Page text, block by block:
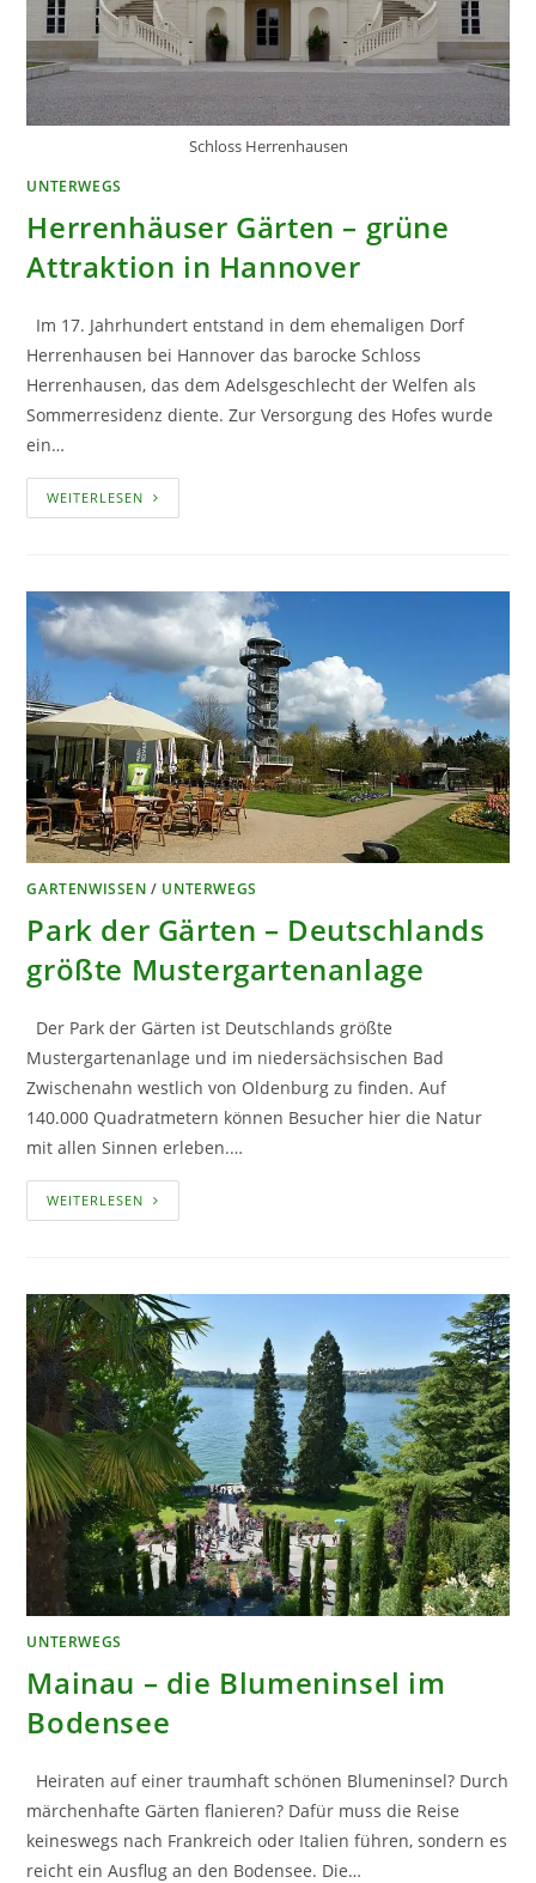
Schloss Herrenhausen
UNTERWEGS
Herrenhäuser Gärten – grüne
Attraktion in Hannover
Im 17. Jahrhundert entstand in dem ehemaligen Dorf
Herrenhausen bei Hannover das barocke Schloss
Herrenhausen, das dem Adelsgeschlecht der Welfen als
Sommerresidenz diente. Zur Versorgung des Hofes wurde
ein…
WEITERLESEN HERRENHÄUSER
GÄRTEN
HANNOVER
GARTENWISSEN / UNTERWEGS
Park der Gärten – Deutschlands
größte Mustergartenanlage
Der Park der Gärten ist Deutschlands größte
Mustergartenanlage und im niedersächsischen Bad
Zwischenahn westlich von Oldenburg zu finden. Auf
140.000 Quadratmetern können Besucher hier die Natur
mit allen Sinnen erleben.…
WEITERLESEN PARK
DER
USTERGARTENANLAGE
UNTERWEGS
Mainau – die Blumeninsel im
Bodensee
Heiraten auf einer traumhaft schönen Blumeninsel? Durch
märchenhafte Gärten flanieren? Dafür muss die Reise
keineswegs nach Frankreich oder Italien führen, sondern es
reicht ein Ausflug an den Bodensee. Die…